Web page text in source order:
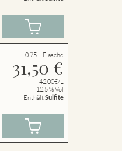
0.75 L Flasche
31,50 €
42.00€/L
12.5 % Vol
EnthältSulfite